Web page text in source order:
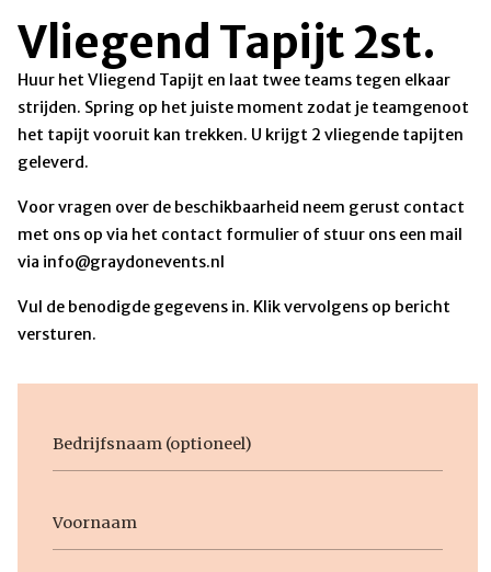
Vliegend Tapijt 2st.
Huur het Vliegend Tapijt en laat twee teams tegen elkaar
strijden. Spring op het juiste moment zodat je teamgenoot
het tapijt vooruit kan trekken. U krijgt 2 vliegende tapijten
geleverd.
Voor vragen over de beschikbaarheid neem gerust contact
met ons op via het contact formulier of stuur ons een mail
via info@graydonevents.nl
Vul de benodigde gegevens in. Klik vervolgens op bericht
versturen.